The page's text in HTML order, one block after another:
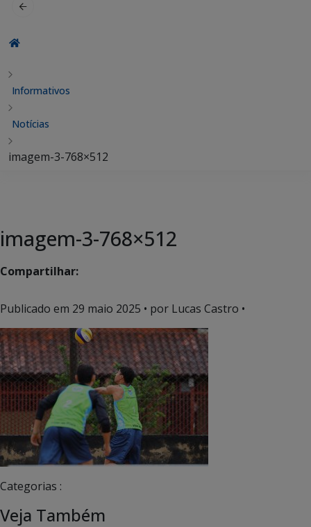
Informativos
Notícias
imagem-3-768×512
imagem-3-768×512
Compartilhar:
Publicado em 29 maio 2025 • por Lucas Castro •
Categorias :
Veja Também